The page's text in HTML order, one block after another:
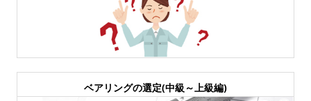
ベアリングの選定(中級～上級編)